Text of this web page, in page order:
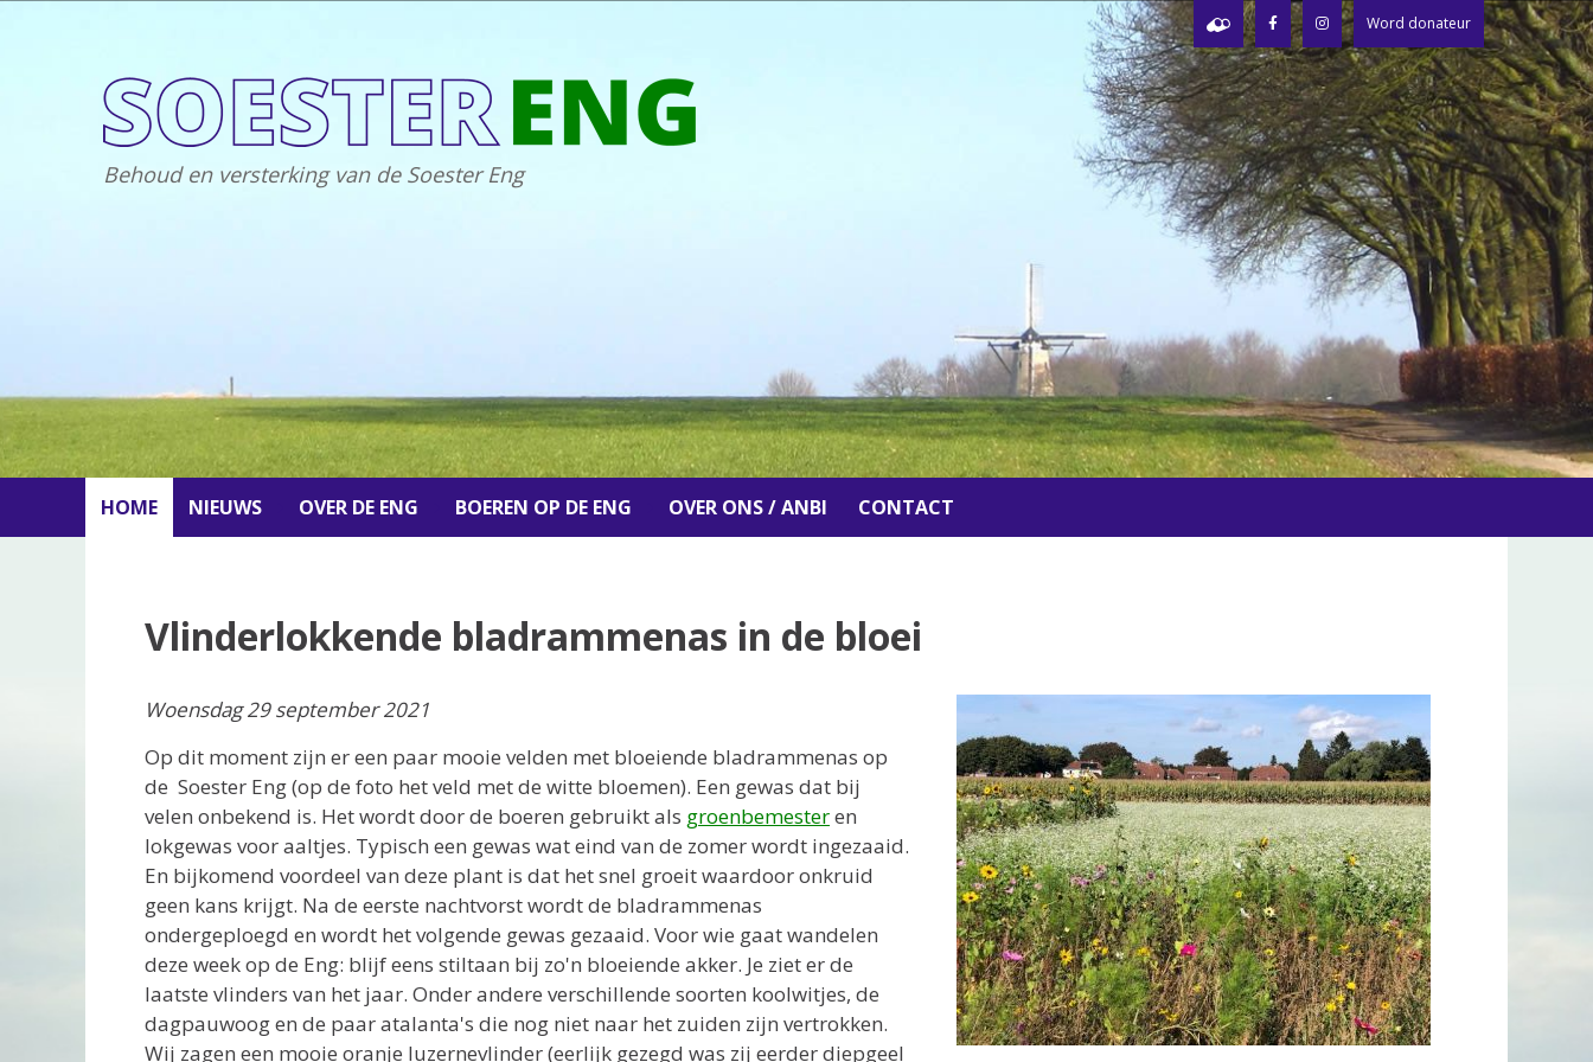
Word donateur
Behoud en versterking van de Soester Eng
HOME NIEUWS OVER DE ENG BOEREN OP DE ENG OVER ONS / ANBI CONTACT
Vlinderlokkende bladrammenas in de bloei
Woensdag 29 september 2021
Op dit moment zijn er een paar mooie velden met bloeiende bladrammenas op
de Soester Eng (op de foto het veld met de witte bloemen). Een gewas dat bij
velen onbekend is. Het wordt door de boeren gebruikt als groenbemesteren
lokgewas voor aaltjes. Typisch een gewas wat eind van de zomer wordt ingezaaid.
En bijkomend voordeel van deze plant is dat het snel groeit waardoor onkruid
geen kans krijgt. Na de eerste nachtvorst wordt de bladrammenas
ondergeploegd en wordt het volgende gewas gezaaid. Voor wie gaat wandelen
deze week op de Eng: blijf eens stiltaan bij zo'n bloeiende akker. Je ziet er de
laatste vlinders van het jaar. Onder andere verschillende soorten koolwitjes, de
dagpauwoog en de paar atalanta's die nog niet naar het zuiden zijn vertrokken.
Wij zagen een mooie oranje luzernevlinder (eerlijk gezegd was zij eerder diepgeel